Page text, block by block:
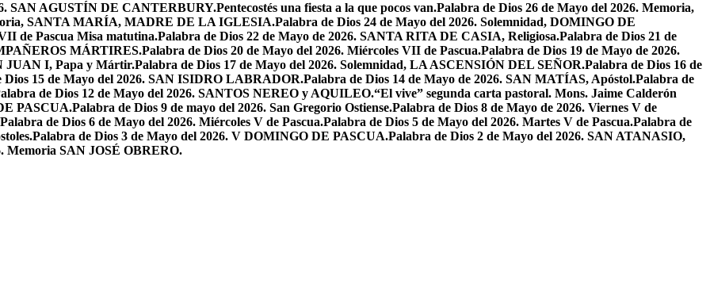
SAN AGUSTÍN DE CANTERBURY.Pentecostés una fiesta a la que pocos van.Palabra de Dios 26 de Mayo del 2026. Memoria,
SANTA MARÍA, MADRE DE LA IGLESIA.Palabra de Dios 24 de Mayo del 2026. Solemnidad, DOMINGO DE
de Pascua Misa matutina.Palabra de Dios 22 de Mayo de 2026. SANTA RITA DE CASIA, Religiosa.Palabra de Dios 21 de
MÁRTIRES.Palabra de Dios 20 de Mayo del 2026. Miércoles VII de Pascua.Palabra de Dios 19 de Mayo de 2026.
JUAN I, Papa y Mártir.Palabra de Dios 17 de Mayo del 2026. Solemnidad, LA ASCENSIÓN DEL SEÑOR.Palabra de Dios 16 de
Dios 15 de Mayo del 2026. SAN ISIDRO LABRADOR.Palabra de Dios 14 de Mayo de 2026. SAN MATÍAS, Apóstol.Palabra de
de Dios 12 de Mayo del 2026. SANTOS NEREO y AQUILEO.“El vive” segunda carta pastoral. Mons. Jaime Calderón
PASCUA.Palabra de Dios 9 de mayo del 2026. San Gregorio Ostiense.Palabra de Dios 8 de Mayo de 2026. Viernes V de
Palabra de Dios 6 de Mayo del 2026. Miércoles V de Pascua.Palabra de Dios 5 de Mayo del 2026. Martes V de Pascua.Palabra de
Palabra de Dios 3 de Mayo del 2026. V DOMINGO DE PASCUA.Palabra de Dios 2 de Mayo del 2026. SAN ATANASIO,
Memoria SAN JOSÉ OBRERO.